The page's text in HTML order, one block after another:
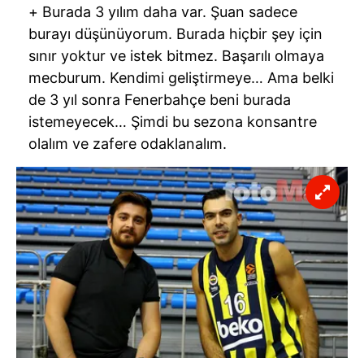
+ Burada 3 yılım daha var. Şuan sadece
burayı düşünüyorum. Burada hiçbir şey için
sınır yoktur ve istek bitmez. Başarılı olmaya
mecburum. Kendimi geliştirmeye… Ama belki
de 3 yıl sonra Fenerbahçe beni burada
istemeyecek… Şimdi bu sezona konsantre
olalım ve zafere odaklanalım.